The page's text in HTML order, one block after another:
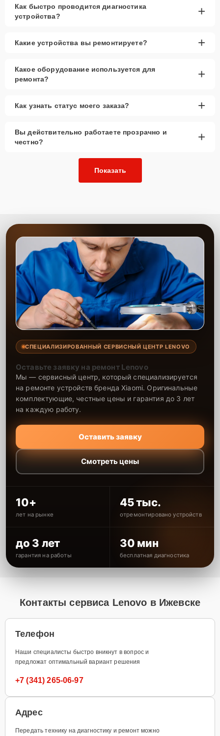
Как быстро проводится диагностика
устройства?
+
Какие устройства вы ремонтируете? +
Какое оборудование используется для
ремонта?
+
Как узнать статус моего заказа? +
Вы действительно работаете прозрачно и
честно?
+
Показать
СПЕЦИАЛИЗИРОВАННЫЙ СЕРВИСНЫЙ ЦЕНТР LENOVO
Оставьте заявку на ремонт Lenovo
Мы — сервисный центр, который специализируется
на ремонте устройств бренда Xiaomi. Оригинальные
комплектующие, честные цены и гарантия до 3 лет
на каждую работу.
Оставить заявку
Смотреть цены
10+
лет на рынке
45 тыс.
отремонтировано устройств
до 3 лет
гарантия на работы
30 мин
бесплатная диагностика
Контакты сервиса Lenovo в Ижевске
Телефон
Наши специалисты быстро вникнут в вопрос и
предложат оптимальный вариант решения
+7 (341) 265-06-97
Адрес
Передать технику на диагностику и ремонт можно